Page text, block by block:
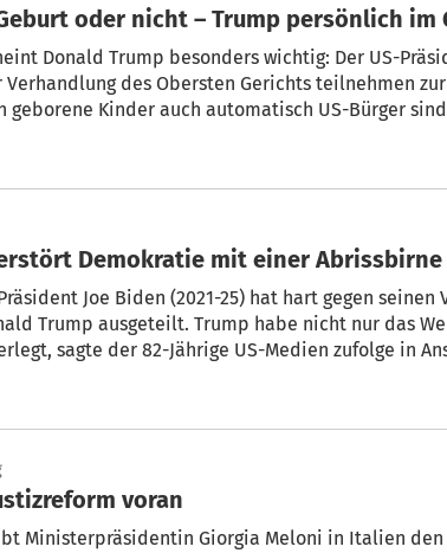
oder nicht – Trump persönlich im
Donald Trump besonders wichtig: Der US-
des Obersten Gerichts teilnehmen
geborene Kinder auch automatisch US-Bürger
Biden: Trump zerstört Demokratie mit einer Abrissbirne
Joe Biden (2021-25) hat hart gegen seinen
Trump ausgeteilt. Trump habe nicht nur das
sagte der 82-Jährige US-Medien zufolge in
voran
Ministerpräsidentin Giorgia Meloni in Italien